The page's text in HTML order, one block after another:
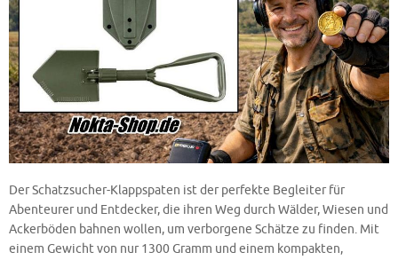
Der Schatzsucher-Klappspaten ist der perfekte Begleiter für
Abenteurer und Entdecker, die ihren Weg durch Wälder, Wiesen und
Ackerböden bahnen wollen, um verborgene Schätze zu finden. Mit
einem Gewicht von nur 1300 Gramm und einem kompakten,